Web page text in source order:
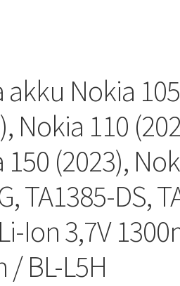
akku Nokia 105
Nokia 110
150 (2023),
TA1385-DS,
Ion 3,7V
/ BL-L5H